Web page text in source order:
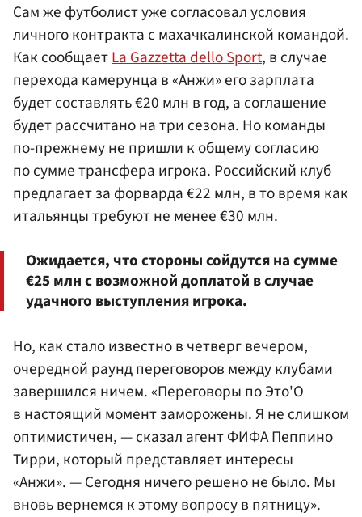
Сам же футболист уже согласовал условия
личного контракта с махачкалинской командой.
Как сообщаетLa Gazzetta dello Sport, в случае
перехода камерунца в «Анжи» его зарплата
будет составлять €20 млн в год, а соглашение
будет рассчитано на три сезона. Но команды
по-прежнему не пришли к общему согласию
по сумме трансфера игрока. Российский клуб
предлагает за форварда €22 млн, в то время как
итальянцы требуют не менее €30 млн.
Ожидается, что стороны сойдутся на сумме
€25 млн с возможной доплатой в случае
удачного выступления игрока.
Но, как стало известно в четверг вечером,
очередной раунд переговоров между клубами
завершился ничем. «Переговоры по Это'О
в настоящий момент заморожены. Я не слишком
оптимистичен, — сказал агент ФИФА Пеппино
Тирри, который представляет интересы
«Анжи». — Сегодня ничего решено не было. Мы
вновь вернемся к этому вопросу в пятницу».